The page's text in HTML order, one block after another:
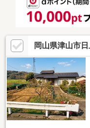
岡山県津山市